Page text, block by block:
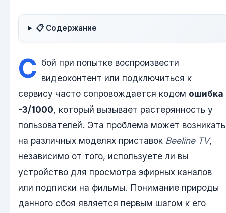
📋 Содержание
С бой при попытке воспроизвести
видеоконтент или подключиться к
сервису часто сопровождается кодом ошибка
-3/1000, который вызывает растерянность у
пользователей. Эта проблема может возникать
на различных моделях приставок Beeline TV,
независимо от того, используете ли вы
устройство для просмотра эфирных каналов
или подписки на фильмы. Понимание природы
данного сбоя является первым шагом к его